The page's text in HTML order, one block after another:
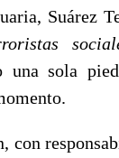
Suárez
una sola
con